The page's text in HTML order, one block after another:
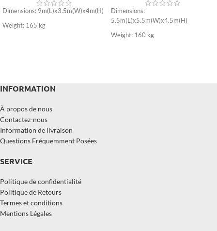
Dimensions: 9m(L)x3.5m(W)x4m(H)
Weight: 165 kg
Dimensions:
5.5m(L)x5.5m(W)x4.5m(H)
Weight: 160 kg
INFORMATION
À propos de nous
Contactez-nous
Information de livraison
Questions Fréquemment Posées
SERVICE
Politique de confidentialité
Politique de Retours
Termes et conditions
Mentions Légales